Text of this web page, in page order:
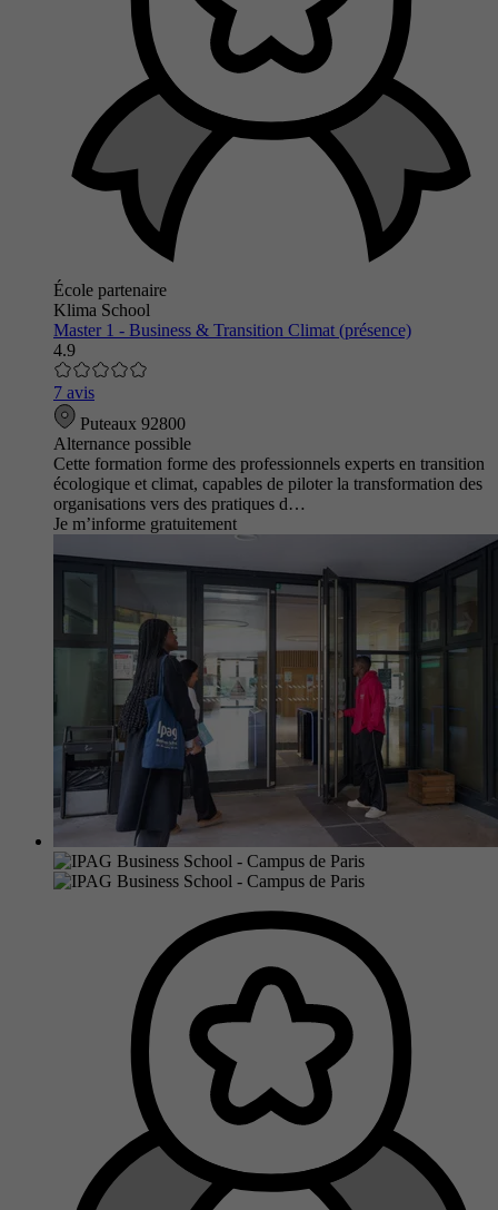
École partenaire
Klima School
Master 1 - Business & Transition Climat (présence)
4.9
7 avis
Puteaux 92800
Alternance possible
Cette formation forme des professionnels experts en transition
écologique et climat, capables de piloter la transformation des
organisations vers des pratiques d…
Je m’informe gratuitement